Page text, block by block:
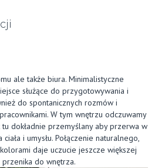
ale także biura. Minimalistyczne
służące do przygotowywania i
do spontanicznych rozmów i
W tym wnętrzu odczuwamy
tu dokładnie przemyślany aby przerwa w
i umysłu. Połączenie naturalnego,
daje uczucie jeszcze większej
do wnętrza.